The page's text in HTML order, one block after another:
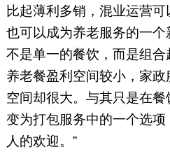
比起薄利多销，混业运营
也可以成为养老服务的一个
不是单一的餐饮，而是组
养老餐盈利空间较小，家政
空间却很大。与其只是在
变为打包服务中的一个选
人的欢迎。”